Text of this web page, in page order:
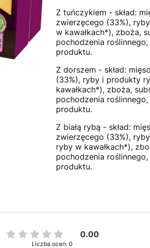
Z tuńczykiem - skład:
zwierzęcego (33%),
w kawałkach*), zboża,
pochodzenia
produktu.
Z dorszem - skład:
(33%), ryby i produkty
kawałkach*), zboża,
pochodzenia
produktu.
Z białą rybą - skład:
zwierzęcego (33%),
ryby w kawałkach*),
pochodzenia
produktu.
0.00
Liczba ocen: 0